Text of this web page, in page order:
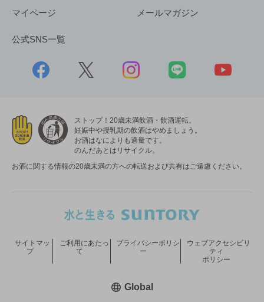
マイページ メールマガジン
公式SNS一覧
ストップ！20歳未満飲酒・飲酒運転。
妊娠中や授乳期の飲酒はやめましょう。
お酒はなによりも適量です。
のんだあとはリサイクル。
お酒に関する情報の20歳未満の方への転送および共有はご遠慮ください。
サイトマッ
プ
ご利用にあたっ
て
プライバシーポリシ
ー
ウェブアクセシビリ
ティ
ポリシー
Global新しいウィンドウで開く